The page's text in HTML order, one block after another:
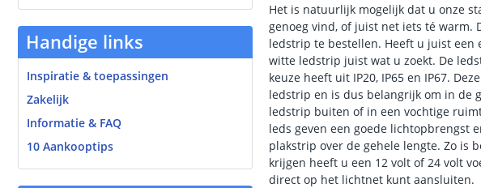
Handige links
Inspiratie & toepassingen
Zakelijk
Informatie & FAQ
10 Aankooptips
Het is natuurlijk mogelijk dat u onze
genoeg vind, of juist net iets té warm.
ledstrip te bestellen. Heeft u juist een
witte ledstrip juist wat u zoekt. De
keuze heeft uit IP20, IP65 en IP67.
ledstrip en is dus belangrijk om in de
ledstrip buiten of in een vochtige
leds geven een goede lichtopbrengst
plakstrip over de gehele lengte. Zo is
krijgen heeft u een 12 volt of 24 volt
direct op het lichtnet kunt aansluiten.